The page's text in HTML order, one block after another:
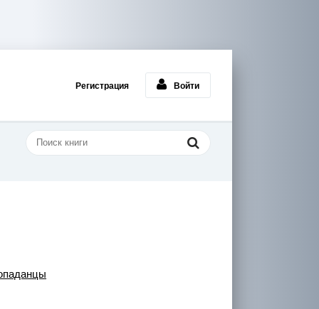
Регистрация Войти